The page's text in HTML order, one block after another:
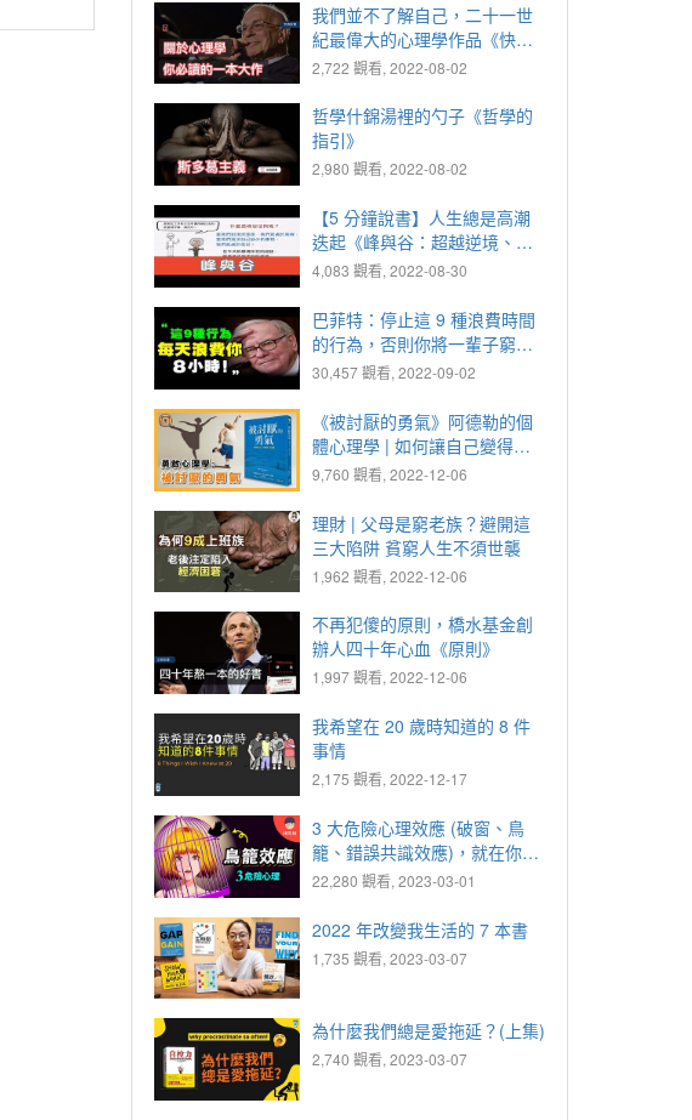
我們並不了解自己，二十一世
紀最偉大的心理學作品《快思
慢想》
2,722 觀看, 2022-08-02
哲學什錦湯裡的勺子《哲學的
指引》
2,980 觀看, 2022-08-02
【5 分鐘說書】人生總是高潮
迭起《峰與谷：超越逆境、享
受順境的人生禮物》
4,083 觀看, 2022-08-30
巴菲特：停止這 9 種浪費時間
的行為，否則你將一輩子窮
忙！
30,457 觀看, 2022-09-02
《被討厭的勇氣》阿德勒的個
體心理學 | 如何讓自己變得更
幸福？
9,760 觀看, 2022-12-06
理財 | 父母是窮老族？避開這
三大陷阱 貧窮人生不須世襲
1,962 觀看, 2022-12-06
不再犯傻的原則，橋水基金創
辦人四十年心血《原則》
1,997 觀看, 2022-12-06
我希望在 20 歲時知道的 8 件
事情
2,175 觀看, 2022-12-17
3 大危險心理效應 (破窗、鳥
籠、錯誤共識效應)，就在你身
邊！
22,280 觀看, 2023-03-01
2022 年改變我生活的 7 本書
1,735 觀看, 2023-03-07
為什麼我們總是愛拖延？(上集)
2,740 觀看, 2023-03-07